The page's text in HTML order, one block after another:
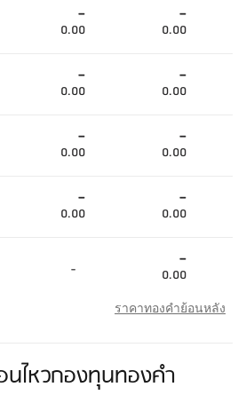
-
0.00
-
0.00
-
0.00
-
0.00
-
0.00
-
0.00
-
0.00
-
0.00
- -
0.00
ราคาทองคำย้อนหลัง
นไหวกองทุนทองคำ